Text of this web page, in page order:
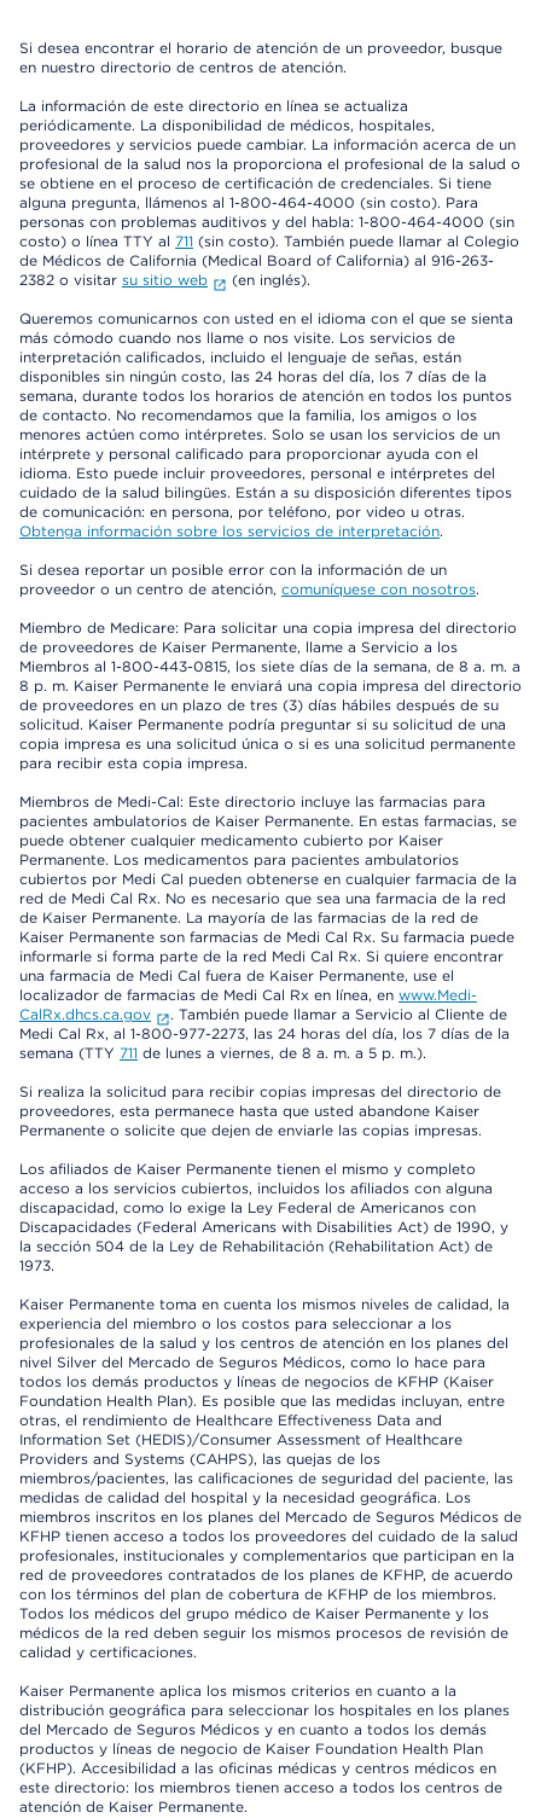
Si desea encontrar el horario de atención de un proveedor, busque
en nuestro directorio de centros de atención.
La información de este directorio en línea se actualiza
periódicamente. La disponibilidad de médicos, hospitales,
proveedores y servicios puede cambiar. La información acerca de un
profesional de la salud nos la proporciona el profesional de la salud o
se obtiene en el proceso de certificación de credenciales. Si tiene
alguna pregunta, llámenos al 1-800-464-4000 (sin costo). Para
personas con problemas auditivos y del habla: 1-800-464-4000 (sin
costo) o línea TTY al 711 (sin costo). También puede llamar al Colegio
de Médicos de California (Medical Board of California) al 916-263-
2382 o visitar su sitio web (en inglés).
Queremos comunicarnos con usted en el idioma con el que se sienta
más cómodo cuando nos llame o nos visite. Los servicios de
interpretación calificados, incluido el lenguaje de señas, están
disponibles sin ningún costo, las 24 horas del día, los 7 días de la
semana, durante todos los horarios de atención en todos los puntos
de contacto. No recomendamos que la familia, los amigos o los
menores actúen como intérpretes. Solo se usan los servicios de un
intérprete y personal calificado para proporcionar ayuda con el
idioma. Esto puede incluir proveedores, personal e intérpretes del
cuidado de la salud bilingües. Están a su disposición diferentes tipos
de comunicación: en persona, por teléfono, por video u otras.
Obtenga información sobre los servicios de interpretación.
Si desea reportar un posible error con la información de un
proveedor o un centro de atención, comuníquese con nosotros.
Miembro de Medicare: Para solicitar una copia impresa del directorio
de proveedores de Kaiser Permanente, llame a Servicio a los
Miembros al 1-800-443-0815, los siete días de la semana, de 8 a. m. a
8 p. m. Kaiser Permanente le enviará una copia impresa del directorio
de proveedores en un plazo de tres (3) días hábiles después de su
solicitud. Kaiser Permanente podría preguntar si su solicitud de una
copia impresa es una solicitud única o si es una solicitud permanente
para recibir esta copia impresa.
Miembros de Medi-Cal: Este directorio incluye las farmacias para
pacientes ambulatorios de Kaiser Permanente. En estas farmacias, se
puede obtener cualquier medicamento cubierto por Kaiser
Permanente. Los medicamentos para pacientes ambulatorios
cubiertos por Medi Cal pueden obtenerse en cualquier farmacia de la
red de Medi Cal Rx. No es necesario que sea una farmacia de la red
de Kaiser Permanente. La mayoría de las farmacias de la red de
Kaiser Permanente son farmacias de Medi Cal Rx. Su farmacia puede
informarle si forma parte de la red Medi Cal Rx. Si quiere encontrar
una farmacia de Medi Cal fuera de Kaiser Permanente, use el
localizador de farmacias de Medi Cal Rx en línea, en www.Medi-
CalRx.dhcs.ca.gov
. También puede llamar a Servicio al Cliente de
Medi Cal Rx, al 1-800-977-2273, las 24 horas del día, los 7 días de la
semana (TTY 711 de lunes a viernes, de 8 a. m. a 5 p. m.).
Si realiza la solicitud para recibir copias impresas del directorio de
proveedores, esta permanece hasta que usted abandone Kaiser
Permanente o solicite que dejen de enviarle las copias impresas.
Los afiliados de Kaiser Permanente tienen el mismo y completo
acceso a los servicios cubiertos, incluidos los afiliados con alguna
discapacidad, como lo exige la Ley Federal de Americanos con
Discapacidades (Federal Americans with Disabilities Act) de 1990, y
la sección 504 de la Ley de Rehabilitación (Rehabilitation Act) de
1973.
Kaiser Permanente toma en cuenta los mismos niveles de calidad, la
experiencia del miembro o los costos para seleccionar a los
profesionales de la salud y los centros de atención en los planes del
nivel Silver del Mercado de Seguros Médicos, como lo hace para
todos los demás productos y líneas de negocios de KFHP (Kaiser
Foundation Health Plan). Es posible que las medidas incluyan, entre
otras, el rendimiento de Healthcare Effectiveness Data and
Information Set (HEDIS)/Consumer Assessment of Healthcare
Providers and Systems (CAHPS), las quejas de los
miembros/pacientes, las calificaciones de seguridad del paciente, las
medidas de calidad del hospital y la necesidad geográfica. Los
miembros inscritos en los planes del Mercado de Seguros Médicos de
KFHP tienen acceso a todos los proveedores del cuidado de la salud
profesionales, institucionales y complementarios que participan en la
red de proveedores contratados de los planes de KFHP, de acuerdo
con los términos del plan de cobertura de KFHP de los miembros.
Todos los médicos del grupo médico de Kaiser Permanente y los
médicos de la red deben seguir los mismos procesos de revisión de
calidad y certificaciones.
Kaiser Permanente aplica los mismos criterios en cuanto a la
distribución geográfica para seleccionar los hospitales en los planes
del Mercado de Seguros Médicos y en cuanto a todos los demás
productos y líneas de negocio de Kaiser Foundation Health Plan
(KFHP). Accesibilidad a las oficinas médicas y centros médicos en
este directorio: los miembros tienen acceso a todos los centros de
atención de Kaiser Permanente.